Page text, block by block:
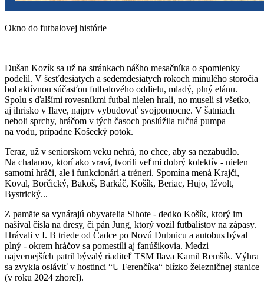
Okno do futbalovej histórie
Dušan Kozík sa už na stránkach nášho mesačníka o spomienky
podelil. V šesťdesiatych a sedemdesiatych rokoch minulého storočia
bol aktívnou súčasťou futbalového oddielu, mladý, plný elánu.
Spolu s ďalšími rovesníkmi futbal nielen hrali, no museli si všetko,
aj ihrisko v Ilave, najprv vybudovať svojpomocne. V šatniach
neboli sprchy, hráčom v tých časoch poslúžila ručná pumpa
na vodu, prípadne Košecký potok.
Teraz, už v seniorskom veku nehrá, no chce, aby sa nezabudlo.
Na chalanov, ktorí ako vraví, tvorili veľmi dobrý kolektív - nielen
samotní hráči, ale i funkcionári a tréneri. Spomína mená Krajči,
Koval, Borčický, Bakoš, Barkáč, Košík, Beriac, Hujo, Ižvolt,
Bystrický...
Z pamäte sa vynárajú obyvatelia Sihote - dedko Košík, ktorý im
našíval čísla na dresy, či pán Jung, ktorý vozil futbalistov na zápasy.
Hrávali v I. B triede od Čadce po Novú Dubnicu a autobus býval
plný - okrem hráčov sa pomestili aj fanúšikovia. Medzi
najvernejších patril bývalý riaditeľ TSM Ilava Kamil Remšík. Výhra
sa zvykla osláviť v hostinci “U Ferenčíka“ blízko železničnej stanice
(v roku 2024 zhorel).